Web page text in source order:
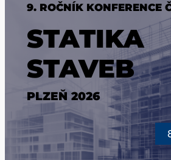
9. ROČNÍK KONFERENCE
STATIKA
STAVEB
PLZEŇ 2026